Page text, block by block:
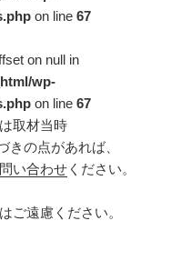
on line67
on null in
wp-
on line67
取材当時
きの点があれば、
い合わせ ください。
ご遠慮ください。